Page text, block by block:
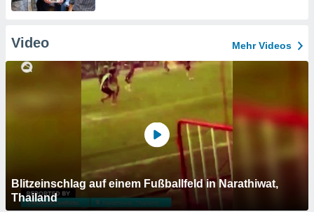
Video Mehr Videos
Blitzeinschlag auf einem Fußballfeld in Narathiwat,
Thailand